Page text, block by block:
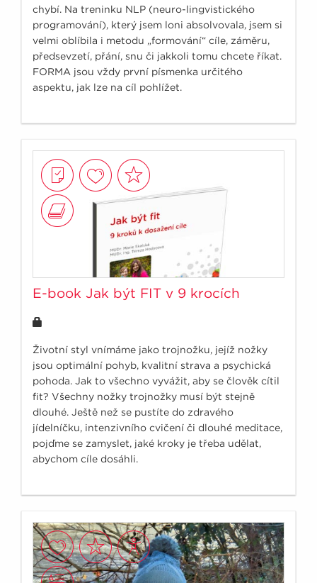
chybí. Na treninku NLP (neuro-lingvistického
programování), který jsem loni absolvovala, jsem si
velmi oblíbila i metodu „formování“ cíle, záměru,
předsevzetí, přání, snu či jakkoli tomu chcete říkat.
FORMA jsou vždy první písmenka určitého
aspektu, jak lze na cíl pohlížet.
E-book Jak být FIT v 9 krocích
Životní styl vnímáme jako trojnožku, jejíž nožky
jsou optimální pohyb, kvalitní strava a psychická
pohoda. Jak to všechno vyvážit, aby se člověk cítil
fit? Všechny nožky trojnožky musí být stejně
dlouhé. Ještě než se pustíte do zdravého
jídelníčku, intenzivního cvičení či dlouhé meditace,
pojďme se zamyslet, jaké kroky je třeba udělat,
abychom cíle dosáhli.